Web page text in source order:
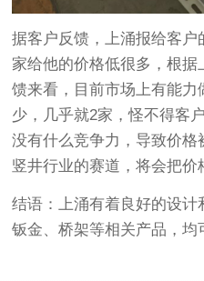
据客户反馈，上涌报给客
家给他的价格低很多，根据
馈来看，目前市场上有能
少，几乎就2家，怪不得客
没有什么竞争力，导致价
竖井行业的赛道，将会把价
结语：上涌有着良好的设
钣金、桥架等相关产品，均